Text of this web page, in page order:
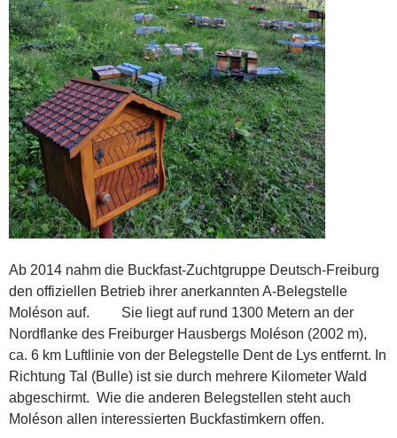
Ab 2014 nahm die Buckfast-Zuchtgruppe Deutsch-Freiburg
den offiziellen Betrieb ihrer anerkannten A-Belegstelle
Moléson auf. Sie liegt auf rund 1300 Metern an der
Nordflanke des Freiburger Hausbergs Moléson (2002 m),
ca. 6 km Luftlinie von der Belegstelle Dent de Lys entfernt. In
Richtung Tal (Bulle) ist sie durch mehrere Kilometer Wald
abgeschirmt. Wie die anderen Belegstellen steht auch
Moléson allen interessierten Buckfastimkern offen.